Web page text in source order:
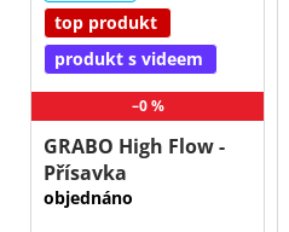
top produkt
produkt s videem
–0 %
GRABO High Flow -
Přísavka
objednáno